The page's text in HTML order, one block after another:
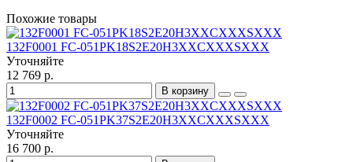
Похожие товары
132F0001 FC-051PK18S2E20H3XXCXXXSXXX
Уточняйте
12 769 р.
В корзину
132F0002 FC-051PK37S2E20H3XXCXXXSXXX
Уточняйте
16 700 р.